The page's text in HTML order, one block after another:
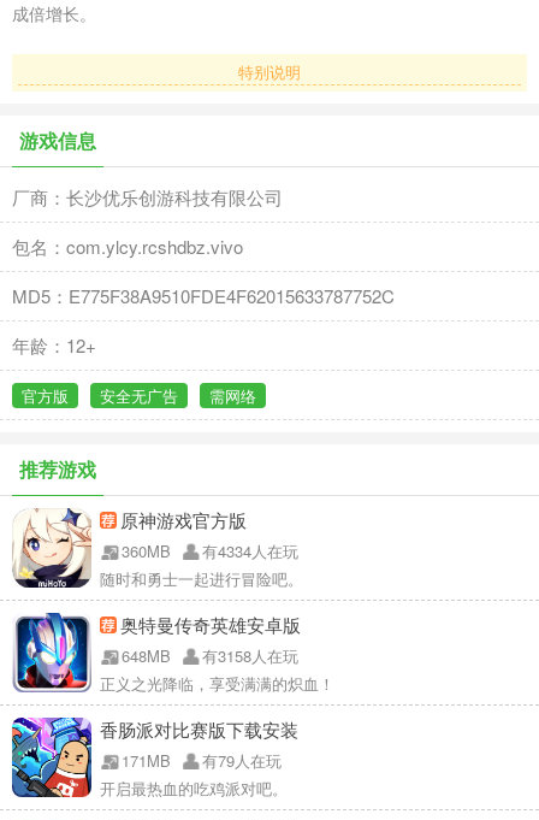
成倍增长。
特别说明
游戏信息
厂商：长沙优乐创游科技有限公司
包名：com.ylcy.rcshdbz.vivo
MD5：E775F38A9510FDE4F62015633787752C
年龄：12+
官方版 安全无广告 需网络
推荐游戏
原神游戏官方版
360MB
有4334人在玩
随时和勇士一起进行冒险吧。
奥特曼传奇英雄安卓版
648MB
有3158人在玩
正义之光降临，享受满满的炽血！
香肠派对比赛版下载安装
171MB
有79人在玩
开启最热血的吃鸡派对吧。